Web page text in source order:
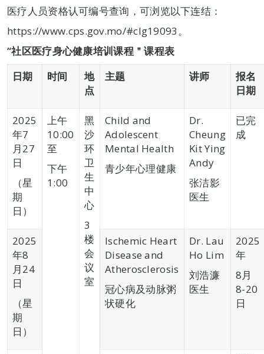
医疗人员资格认可编号查询，可浏览以下连结：
https://www.cps.gov.mo/#clg19093。
“社区医疗身心健康培训课程＂课程表
日期
时间
地
点
主题 讲师
报名
日期
2025
年7
月27
日
（星
期
日）
上午
10:00
至
下午
1:00
黑
沙
环
卫
生
中
心
3
楼
会
议
室
Child and
Adolescent
Mental Health
青少年心理健康
Dr.
Cheung
Kit Ying
Andy
张洁影
医生
已完
成
2025
年8
月24
日
（星
期
日）
Ischemic Heart
Disease and
Atherosclerosis
冠心病及动脉粥
状硬化
Dr. Lau
Ho Lim
刘浩濂
医生
2025
年
8月
8-20
日